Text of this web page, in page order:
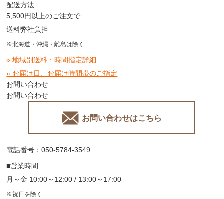
配送方法
5,500円以上のご注文で
送料弊社負担
※北海道・沖縄・離島は除く
» 地域別送料・時間指定詳細
» お届け日、お届け時間帯のご指定
お問い合わせ
お問い合わせ
お問い合わせはこちら
電話番号：050-5784-3549
■営業時間
月～金 10:00～12:00 / 13:00～17:00
※祝日を除く